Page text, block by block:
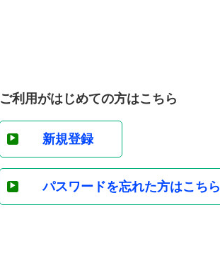
ご利用がはじめての方はこちら
新規登録
パスワードを忘れた方はこちら